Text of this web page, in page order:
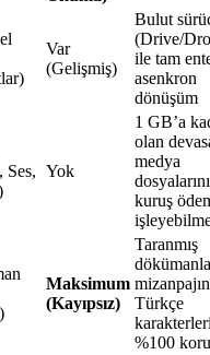
Var
(Gelişmiş)
Bulut
(Drive/
ile tam
asenkron
dönüşüm
Ses, Yok
1 GB’a
olan
medya
dosyalarını
kuruş
Maksimum
(Kayıpsız)
Taranmış
Türkçe
%100